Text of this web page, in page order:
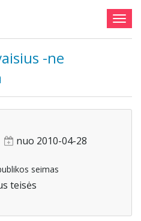
-ne
nuo 2010-04-28
seimas
teisės